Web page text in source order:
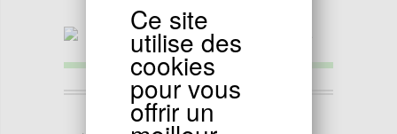
10.90EUR
Ce site
utilise des
cookies
pour vous
offrir un